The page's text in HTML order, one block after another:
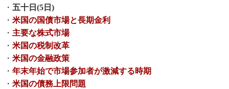
・ 五十日(5日)
・ 米国の国債市場と長期金利
・ 主要な株式市場
・ 米国の税制改革
・ 米国の金融政策
・ 年末年始で市場参加者が激減する時期
・ 米国の債務上限問題